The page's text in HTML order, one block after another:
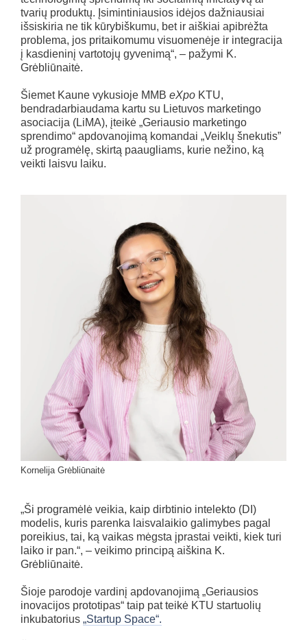
tvarių produktų. Įsimintiniausios idėjos dažniausiai
išsiskiria ne tik kūrybiškumu, bet ir aiškiai apibrėžta
problema, jos pritaikomumu visuomenėje ir integracija
į kasdieninį vartotojų gyvenimą“, – pažymi K.
Grėbliūnaitė.
Šiemet Kaune vykusioje MMB eXpo KTU,
bendradarbiaudama kartu su Lietuvos marketingo
asociacija (LiMA), įteikė „Geriausio marketingo
sprendimo“ apdovanojimą komandai „Veiklų šnekutis”
už programėlę, skirtą paaugliams, kurie nežino, ką
veikti laisvu laiku.
Kornelija Grėbliūnaitė
„Ši programėlė veikia, kaip dirbtinio intelekto (DI)
modelis, kuris parenka laisvalaikio galimybes pagal
poreikius, tai, ką vaikas mėgsta įprastai veikti, kiek turi
laiko ir pan.“, – veikimo principą aiškina K.
Grėbliūnaitė.
Šioje parodoje vardinį apdovanojimą „Geriausios
inovacijos prototipas“ taip pat teikė KTU startuolių
inkubatorius „Startup Space“.